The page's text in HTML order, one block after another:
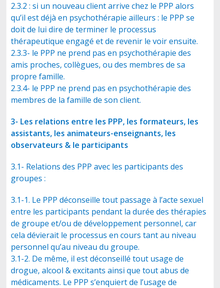
2.3.2 : si un nouveau client arrive chez le PPP alors
qu’il est déjà en psychothérapie ailleurs : le PPP se
doit de lui dire de terminer le processus
thérapeutique engagé et de revenir le voir ensuite.
2.3.3- le PPP ne prend pas en psychothérapie des
amis proches, collègues, ou des membres de sa
propre famille.
2.3.4- le PPP ne prend pas en psychothérapie des
membres de la famille de son client.
3- Les relations entre les PPP, les formateurs, les
assistants, les animateurs-enseignants, les
observateurs & le participants
3.1- Relations des PPP avec les participants des
groupes :
3.1-1. Le PPP déconseille tout passage à l’acte sexuel
entre les participants pendant la durée des thérapies
de groupe et/ou de développement personnel, car
cela dévierait le processus en cours tant au niveau
personnel qu’au niveau du groupe.
3.1-2. De même, il est déconseillé tout usage de
drogue, alcool & excitants ainsi que tout abus de
médicaments. Le PPP s’enquiert de l’usage de